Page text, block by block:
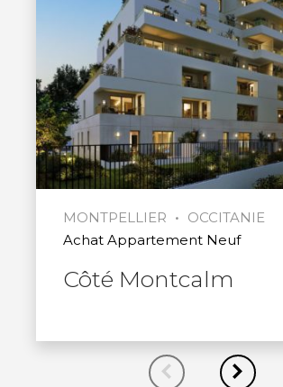
comme le plus grand
France et parmi le top 10 des
incubateurs mondiaux. Il
près de 150 entreprises au
en a porté près de 600 depuis
création en 1987.
MONTPELLIER • OCCITANIE
Achat Appartement Neuf
Côté Montcalm